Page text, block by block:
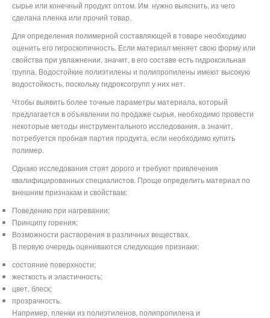
сырье или конечный продукт оптом. Им нужно выяснить, из чего
сделана пленка или прочий товар.
Для определения полимерной составляющей в товаре необходимо
оценить его гигроскопичность. Если материал меняет свою форму или
свойства при увлажнении, значит, в его составе есть гидроксильная
группа. Водостойкие полиэтилены и полипропилены имеют высокую
водостойкость, поскольку гидроксогрупп у них нет.
Чтобы выявить более точные параметры материала, который
предлагается в объявлении по продаже сырья, необходимо провести
некоторые методы инструментального исследования, а значит,
потребуется пробная партия продукта, если необходимо купить
полимер.
Однако исследования стоят дорого и требуют привлечения
квалифицированных специалистов. Проще определить материал по
внешним признакам и свойствам:
Поведению при нагревании;
Принципу горения;
Возможности растворения в различных веществах.
В первую очередь оцениваются следующие признаки:
состояние поверхности;
жесткость и эластичность;
цвет, блеск;
прозрачность.
Например, пленки из полиэтиленов, полипропилена и